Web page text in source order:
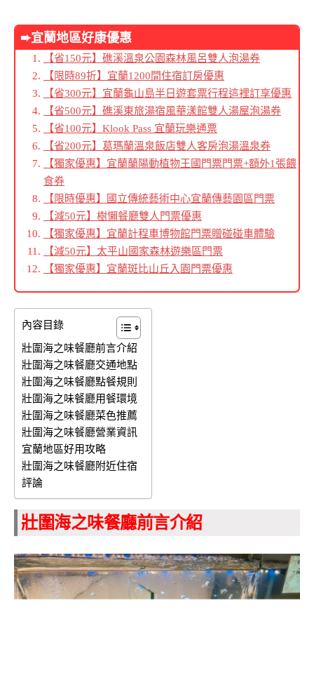
➨宜蘭地區好康優惠
【省150元】礁溪溫泉公園森林風呂雙人泡湯券
【限時89折】宜蘭1200間住宿訂房優惠
【省300元】宜蘭龜山島半日遊套票行程這裡訂享優惠
【省500元】礁溪東旅湯宿風華漾館雙人湯屋泡湯券
【省100元】Klook Pass 宜蘭玩樂通票
【省200元】葛瑪蘭溫泉飯店雙人客房泡湯溫泉券
【獨家優惠】宜蘭蘭陽動植物王國門票門票+額外1張餵
食券
【限時優惠】國立傳統藝術中心宜蘭傳藝園區門票
【減50元】樹懶餐廳雙人門票優惠
【獨家優惠】宜蘭計程車博物館門票贈碰碰車體驗
【減50元】太平山國家森林遊樂區門票
【獨家優惠】宜蘭斑比山丘入園門票優惠
內容目錄
壯圍海之味餐廳前言介紹
壯圍海之味餐廳交通地點
壯圍海之味餐廳點餐規則
壯圍海之味餐廳用餐環境
壯圍海之味餐廳菜色推薦
壯圍海之味餐廳營業資訊
宜蘭地區好用攻略
壯圍海之味餐廳附近住宿
評論
壯圍海之味餐廳前言介紹